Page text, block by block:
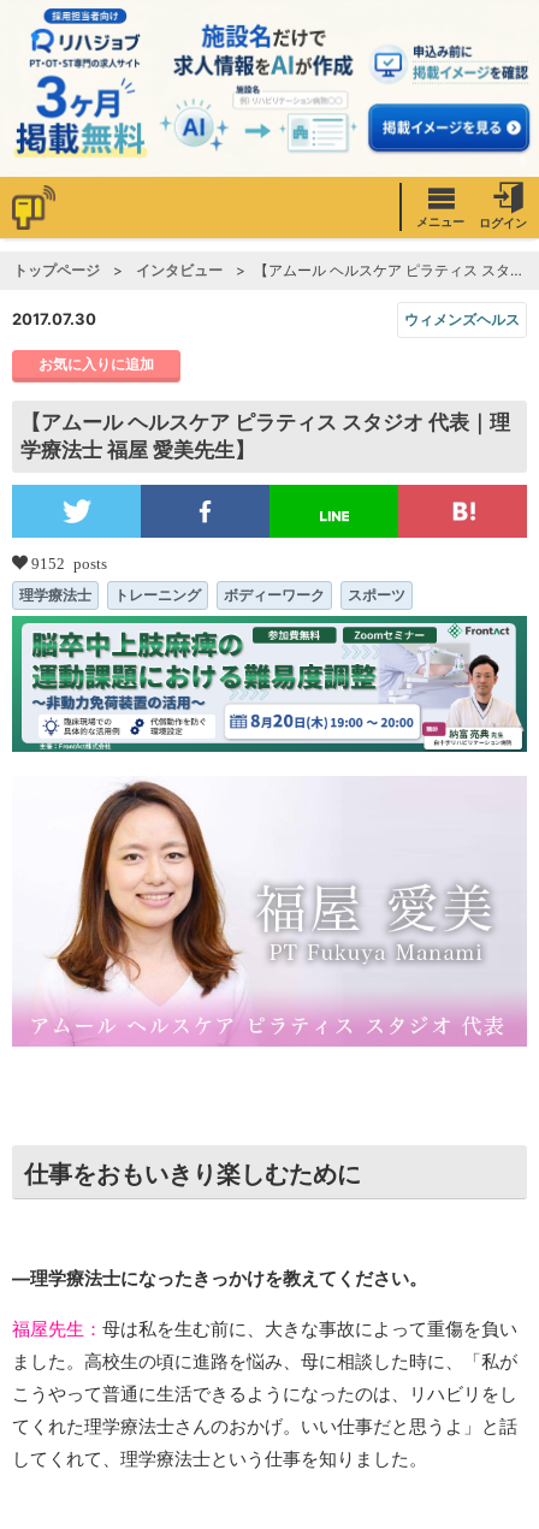
メニュー ログイン
トップページ インタビュー 【アムール ヘルスケア ピラティス スタジオ 代表｜理学療法士 福屋 愛美先生】
2017.07.30 ウィメンズヘルス
お気に入りに追加
【アムール ヘルスケア ピラティス スタジオ 代表｜理
学療法士 福屋 愛美先生】
9152 posts
理学療法士 トレーニング ボディーワーク スポーツ
仕事をおもいきり楽しむために
―理学療法士になったきっかけを教えてください。
福屋先生： 母は私を生む前に、大きな事故によって重傷を負い
ました。高校生の頃に進路を悩み、母に相談した時に、「私が
こうやって普通に生活できるようになったのは、リハビリをし
てくれた理学療法士さんのおかげ。いい仕事だと思うよ」と話
してくれて、理学療法士という仕事を知りました。